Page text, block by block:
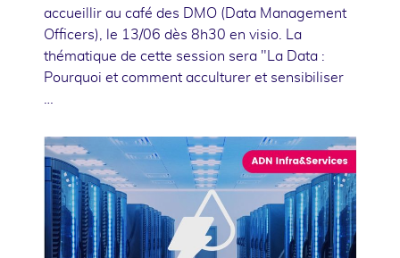
accueillir au café des DMO (Data Management
Officers), le 13/06 dès 8h30 en visio. La
thématique de cette session sera "La Data :
Pourquoi et comment acculturer et sensibiliser